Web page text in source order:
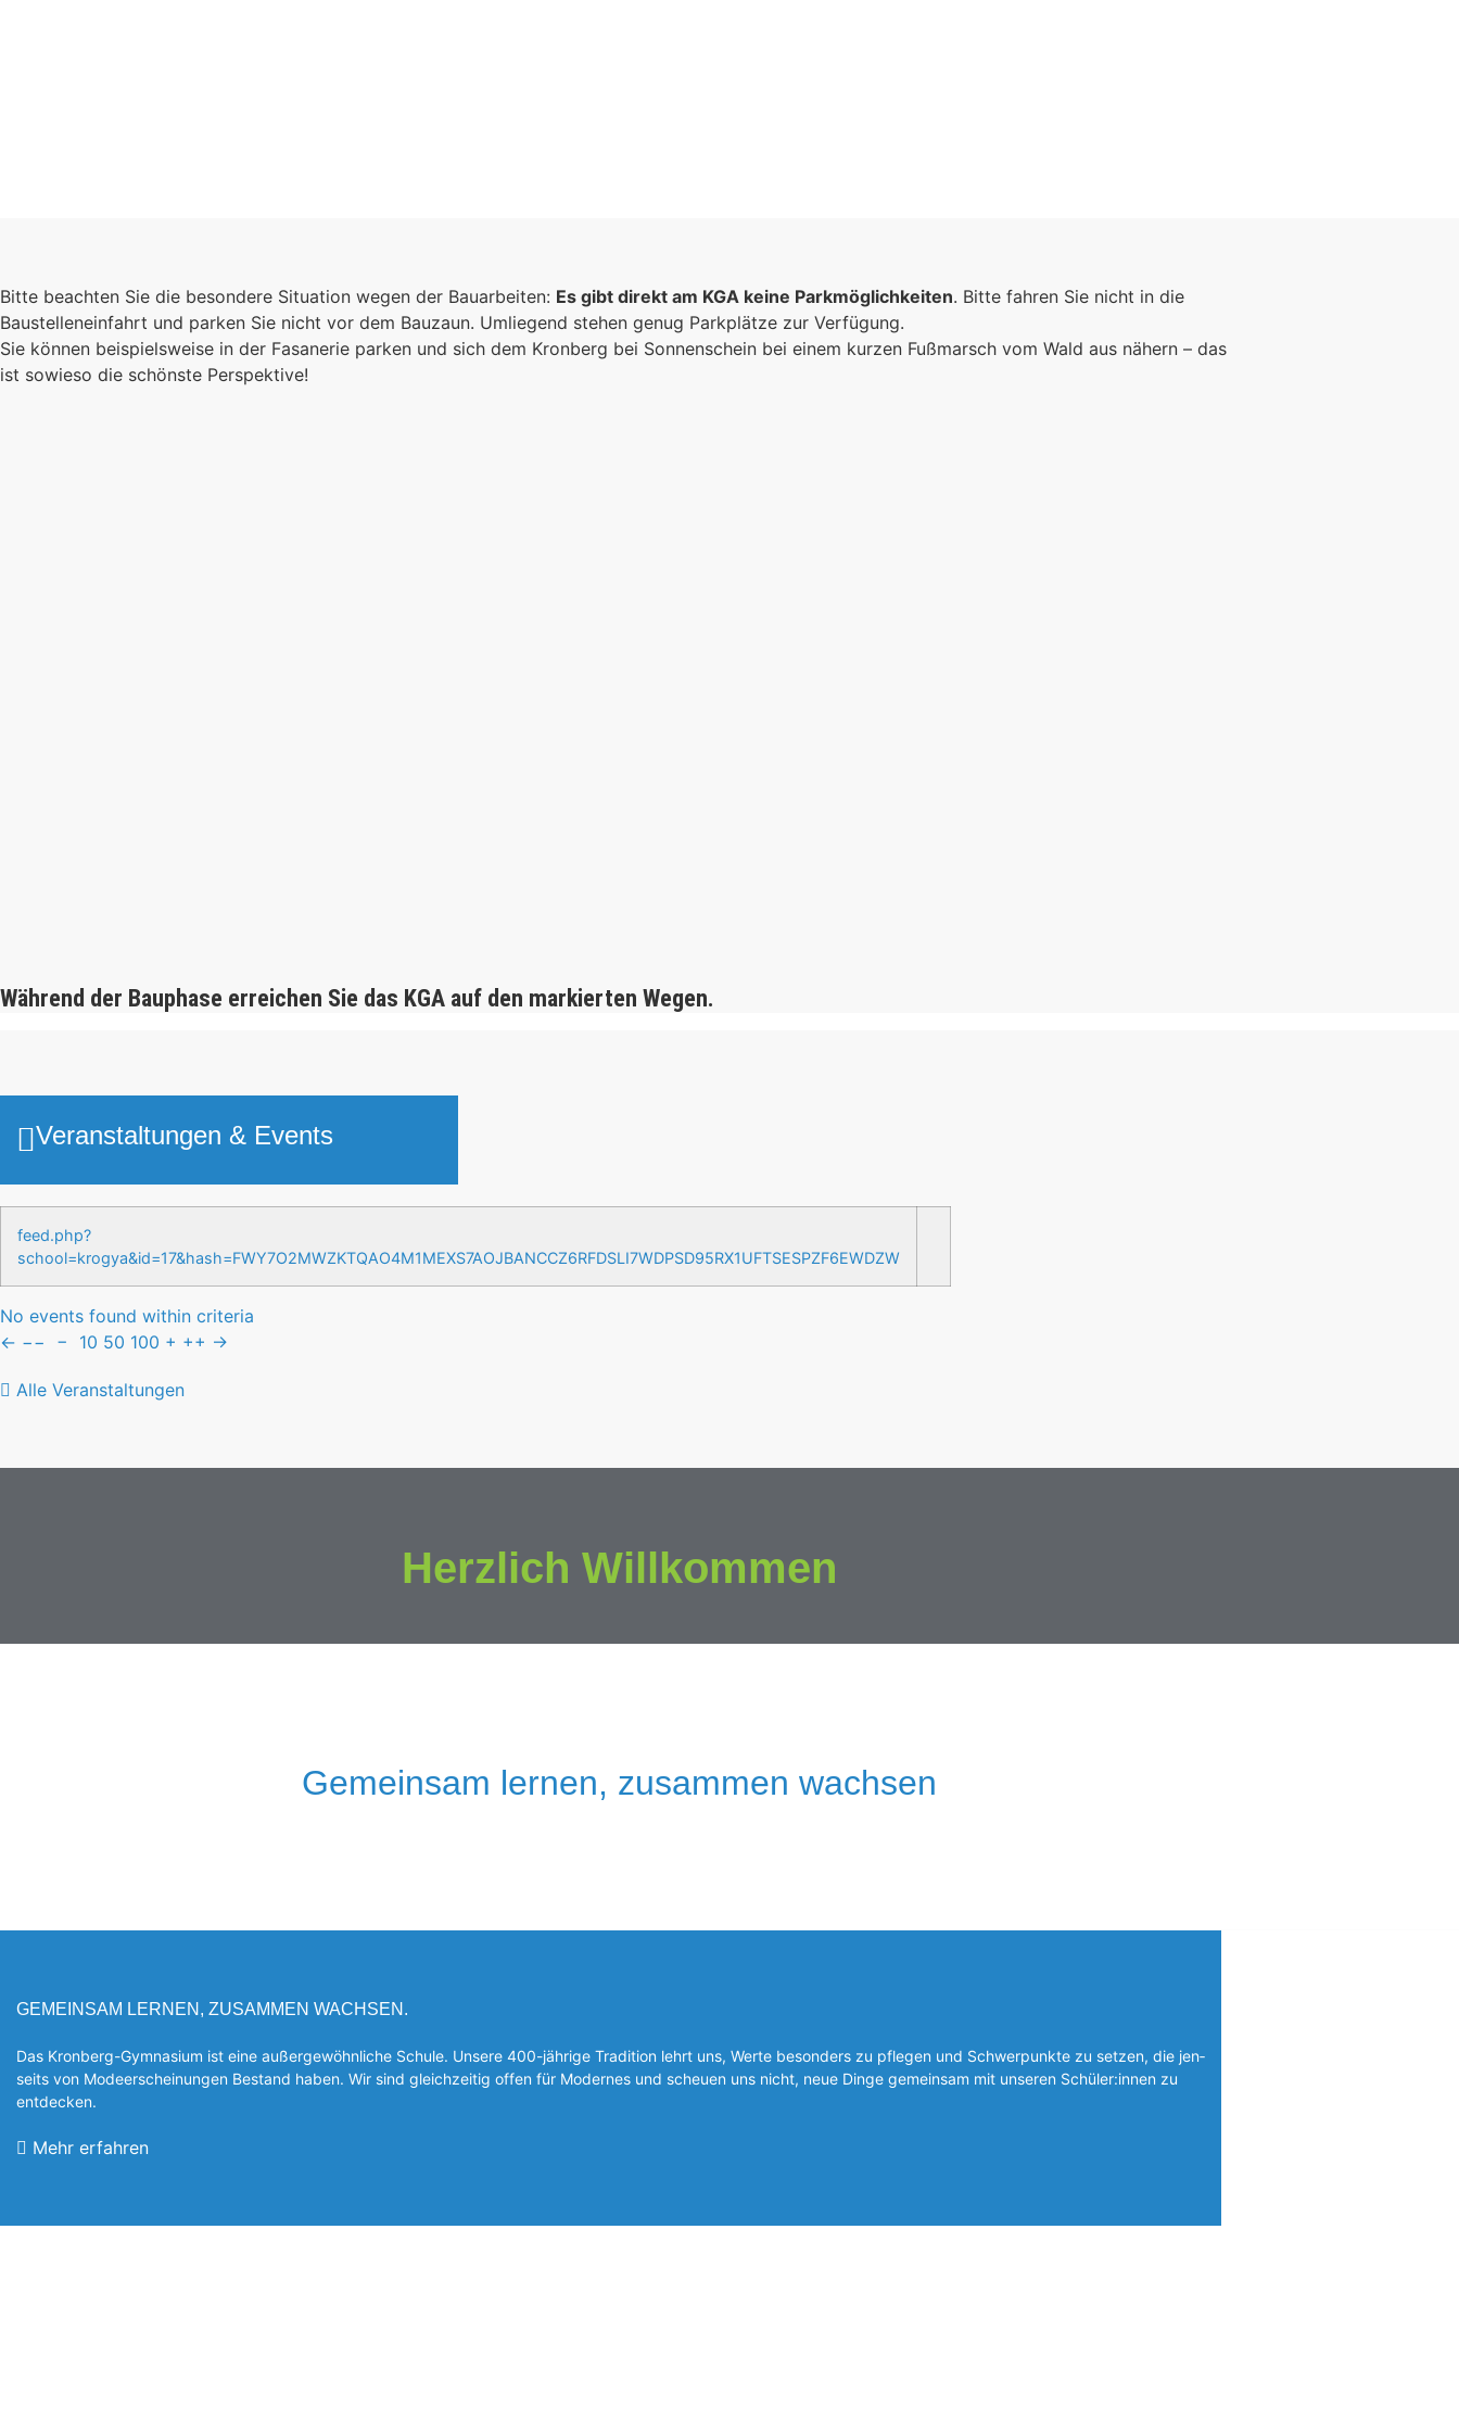
Es kommt auf jeden
Einzelnen an, zusammen
sind wir eine starke
Bitte beachten Sie die besondere Situation wegen der Bauarbeiten: Es gibt direkt am KGA keine Parkmöglichkeiten. Bitte fahren Sie nicht in die
Baustelleneinfahrt und parken Sie nicht vor dem Bauzaun. Umliegend stehen genug Parkplätze zur Verfügung.
Sie können beispielsweise in der Fasanerie parken und sich dem Kronberg bei Sonnenschein bei einem kurzen Fußmarsch vom Wald aus nähern – das
ist sowieso die schönste Perspektive!
Während der Bauphase erreichen Sie das KGA auf den markierten Wegen.
Veranstaltungen & Events
feed.php?
school=krogya&id=17&hash=FWY7O2MWZKTQAO4M1MEXS7AOJBANCCZ6RFDSLI7WDPSD95RX1UFTSESPZF6EWDZW
No events found within criteria
← −− − 10 50 100 + ++ →
Alle Veranstaltungen
Herzlich Willkommen
Gemeinsam lernen, zusammen wachsen
GEMEINSAM LERNEN, ZUSAMMEN WACHSEN.
Das Kronberg-Gymnasium ist eine außergewöhnliche Schule. Unsere 400-jährige Tradition lehrt uns, Werte besonders zu pflegen und Schwerpunkte zu setzen, die jen­
seits von Modeerscheinungen Be­stand haben. Wir sind gleichzeitig offen für Modernes und scheuen uns nicht, neue Dinge gemeinsam mit unseren Schüler:innen zu
entde­cken.
Mehr erfahren